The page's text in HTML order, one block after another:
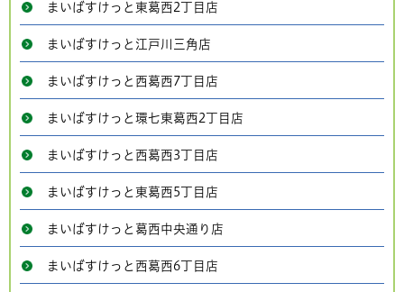
まいばすけっと東葛西2丁目店
まいばすけっと江戸川三角店
まいばすけっと西葛西7丁目店
まいばすけっと環七東葛西2丁目店
まいばすけっと西葛西3丁目店
まいばすけっと東葛西5丁目店
まいばすけっと葛西中央通り店
まいばすけっと西葛西6丁目店